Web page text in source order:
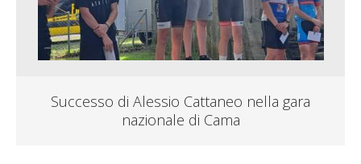
Successo di Alessio Cattaneo nella gara
nazionale di Cama